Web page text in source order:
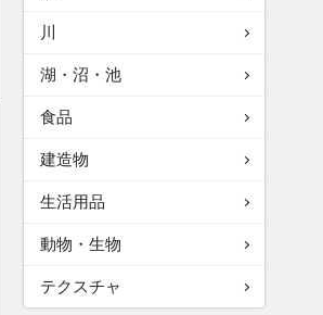
川
湖・沼・池
食品
建造物
生活用品
動物・生物
テクスチャ